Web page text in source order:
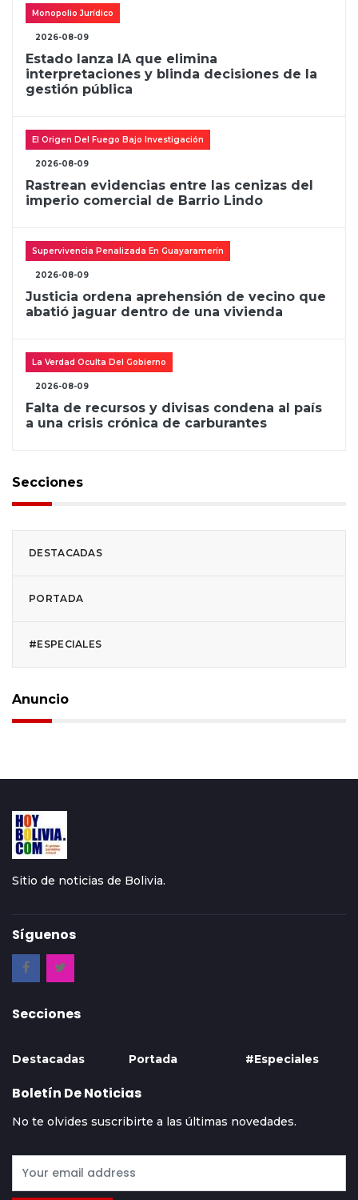
Monopolio Jurídico
2026-08-09
Estado lanza IA que elimina
interpretaciones y blinda decisiones de la
gestión pública
El Origen Del Fuego Bajo Investigación
2026-08-09
Rastrean evidencias entre las cenizas del
imperio comercial de Barrio Lindo
Supervivencia Penalizada En Guayaramerín
2026-08-09
Justicia ordena aprehensión de vecino que
abatió jaguar dentro de una vivienda
La Verdad Oculta Del Gobierno
2026-08-09
Falta de recursos y divisas condena al país
a una crisis crónica de carburantes
Secciones
DESTACADAS
PORTADA
#ESPECIALES
Anuncio
Sitio de noticias de Bolivia.
Síguenos
Secciones
Destacadas Portada #Especiales
Boletín De Noticias
No te olvides suscribirte a las últimas novedades.